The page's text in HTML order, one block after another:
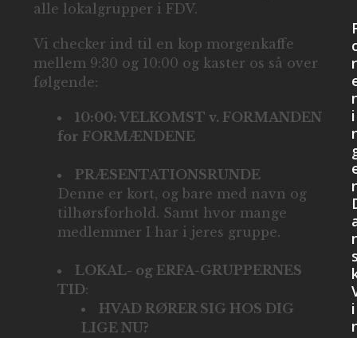
alle lokalgrupper i FDV.
Vi checker ind til en kop morgenkaffe
mellem 9:30 og 10:00 og kaster os så over
følgende:
10:00: VELKOMST v. FORMANDEN
for FORMÆNDENE
PRÆSENTATIONSRUNDE
Denne er kort, og bare med navn og
tilhørsforhold. Samt hvor mange
medlemmer I har i jeres gruppe.
LOKAL- og ERFA-GRUPPERNES
TID:
HVAD RØRER SIG HOS DIG
LIGE NU?
r
i
i